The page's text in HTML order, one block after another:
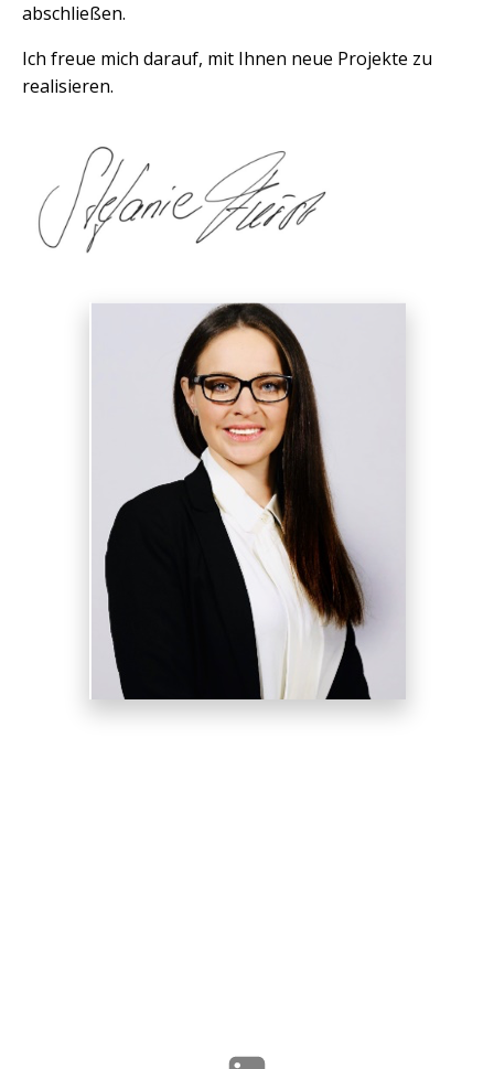
abschließen.
Ich freue mich darauf, mit Ihnen neue Projekte zu
realisieren.